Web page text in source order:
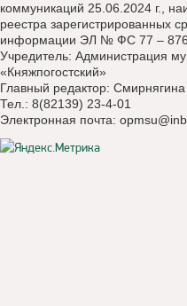
коммуникаций 25.06.2024 г.,
реестра зарегистрированных
информации ЭЛ № ФС 77 –
Учредитель: Администрация
«Княжпогостский»
Главный редактор:
Тел.: 8(82139) 23-4-01
Электронная почта: